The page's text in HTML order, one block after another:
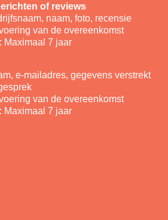
of reviews
naam, foto, recensie
van de overeenkomst
Maximaal 7 jaar
e-mailadres, gegevens verstrekt
van de overeenkomst
Maximaal 7 jaar